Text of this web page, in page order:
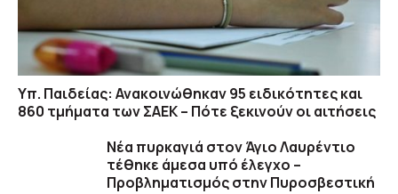
Υπ. Παιδείας: Ανακοινώθηκαν 95 ειδικότητες και
860 τμήματα των ΣΑΕΚ – Πότε ξεκινούν οι αιτήσεις
Νέα πυρκαγιά στον Άγιο Λαυρέντιο
τέθηκε άμεσα υπό έλεγχο –
Προβληματισμός στην Πυροσβεστική